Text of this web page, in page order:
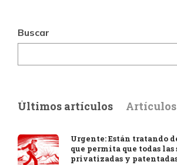
Buscar
Últimos artículos
Urgente: Están tratando
que permita que todas
privatizadas y